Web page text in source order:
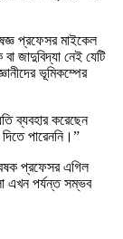
প্রফেসর মাইকেল
জাদুবিদ্যা নেই যেটি
ভূমিকম্পের
ব্যবহার করেছেন
পারেননি।”
প্রফেসর এগিল
এখন পর্যন্ত সম্ভব